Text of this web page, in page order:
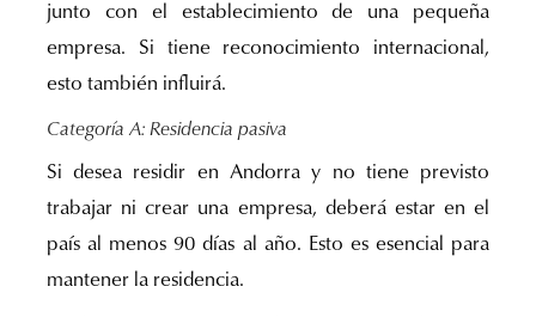
junto con el establecimiento de una pequeña
empresa. Si tiene reconocimiento internacional,
esto también influirá.
Categoría A: Residencia pasiva
Si desea residir en Andorra y no tiene previsto
trabajar ni crear una empresa, deberá estar en el
país al menos 90 días al año. Esto es esencial para
mantener la residencia.